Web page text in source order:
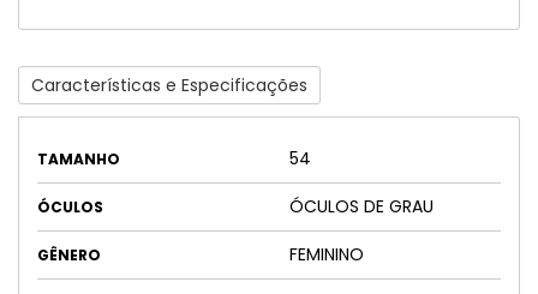
Características e Especificações
TAMANHO 54
ÓCULOS ÓCULOS DE GRAU
GÊNERO FEMININO